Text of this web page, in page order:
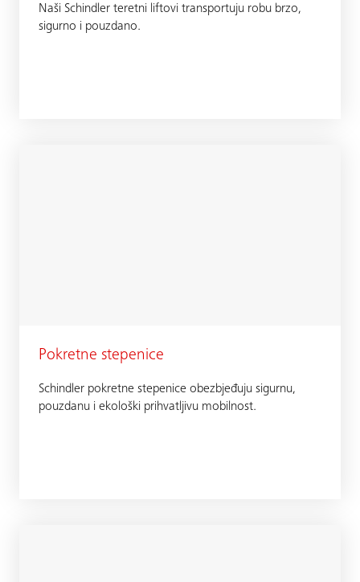
Naši Schindler teretni liftovi transportuju robu brzo,
sigurno i pouzdano.
Pokretne stepenice
Schindler pokretne stepenice obezbjeđuju sigurnu,
pouzdanu i ekološki prihvatljivu mobilnost.